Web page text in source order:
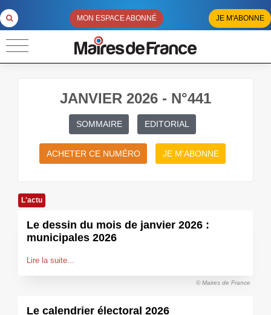
MON ESPACE ABONNÉ JE M'ABONNE
JANVIER 2026 - N°441
SOMMAIRE EDITORIAL
ACHETER CE NUMÉRO JE M'ABONNE
L'actu
Le dessin du mois de janvier 2026 :
municipales 2026
Lire la suite...
© Maires de France
Le calendrier électoral 2026